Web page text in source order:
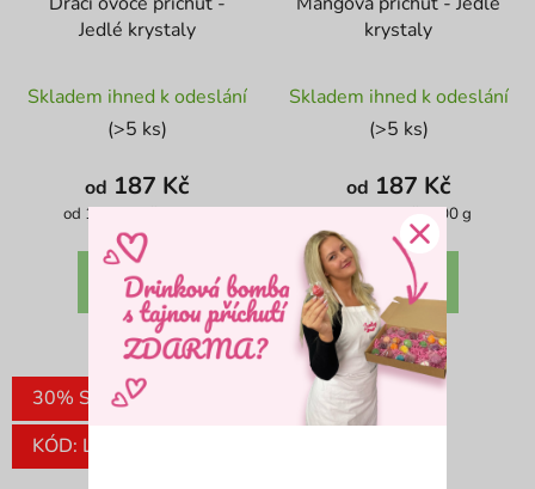
Jedlé krystaly
hodnocení
produktu
je
4,8
z
5
hvězdiček.
Skladem ihned k odeslání
(>5 ks)
od 187 Kč
Měrná
od 119,40 Kč / 100 g
DETAIL
krystaly
hodnocení
produktu
je
3,9
z
5
hvězdiček.
Skladem ihned k odeslání
(>5 ks)
od 187 Kč
Měrná
cena:
od 119,40 Kč / 100 g
DETAIL
30% SLEVA
KÓD: LETO30
30% SLEVA